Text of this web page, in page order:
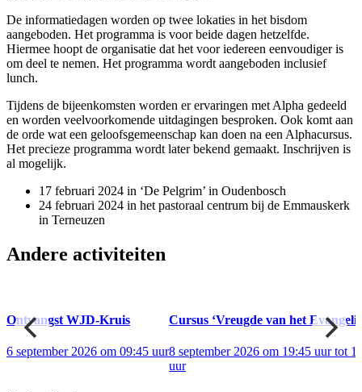
De informatiedagen worden op twee lokaties in het bisdom
aangeboden. Het programma is voor beide dagen hetzelfde.
Hiermee hoopt de organisatie dat het voor iedereen eenvoudiger is
om deel te nemen. Het programma wordt aangeboden inclusief
lunch.
Tijdens de bijeenkomsten worden er ervaringen met Alpha gedeeld
en worden veelvoorkomende uitdagingen besproken. Ook komt aan
de orde wat een geloofsgemeenschap kan doen na een Alphacursus.
Het precieze programma wordt later bekend gemaakt. Inschrijven is
al mogelijk.
17 februari 2024 in ‘De Pelgrim’ in Oudenbosch
24 februari 2024 in het pastoraal centrum bij de Emmauskerk
in Terneuzen
Andere activiteiten
Ontvangst WJD-Kruis
6 september 2026 om 09:45 uur
Cursus ‘Vreugde van het
8 september 2026 om 19:45 uur tot
uur